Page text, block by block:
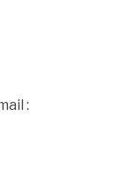
: